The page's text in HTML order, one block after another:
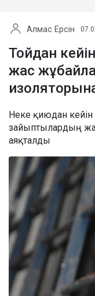
Алмас Ерсін
Тойдан
жас
Неке қиюдан кейін
зайыптылардың
аяқталды